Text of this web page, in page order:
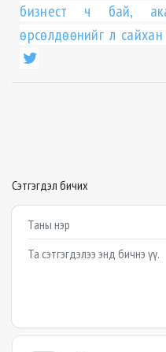
бизнест ч бай,
өрсөлдөөнийг л
Сэтгэгдэл бичих
Example textarea